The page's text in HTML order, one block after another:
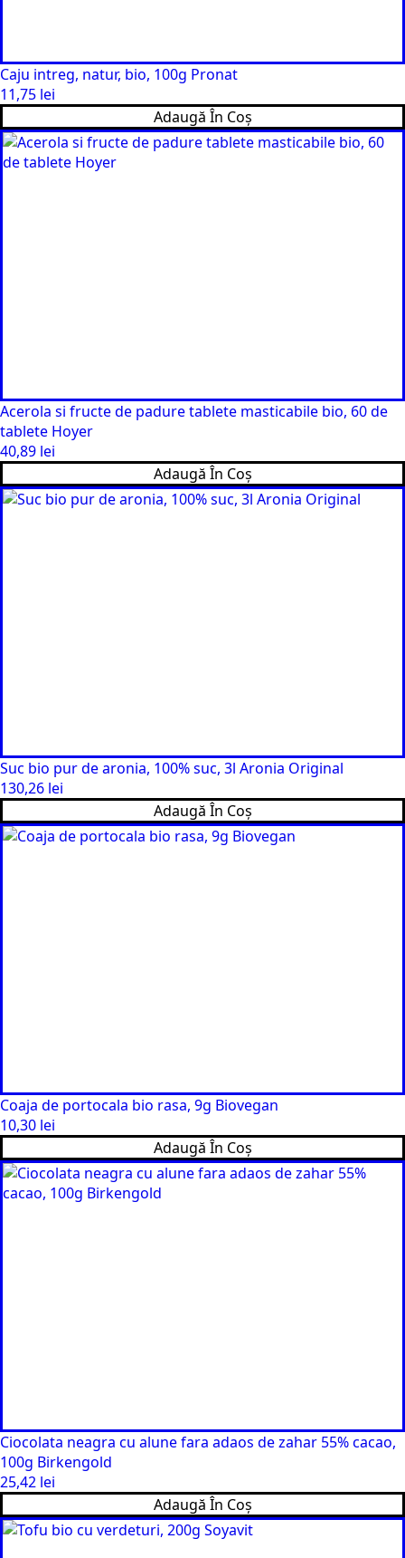
Caju intreg, natur, bio, 100g Pronat
11,75 lei
Adaugă În Coș
Acerola si fructe de padure tablete masticabile bio, 60 de
tablete Hoyer
40,89 lei
Adaugă În Coș
Suc bio pur de aronia, 100% suc, 3l Aronia Original
130,26 lei
Adaugă În Coș
Coaja de portocala bio rasa, 9g Biovegan
10,30 lei
Adaugă În Coș
Ciocolata neagra cu alune fara adaos de zahar 55% cacao,
100g Birkengold
25,42 lei
Adaugă În Coș